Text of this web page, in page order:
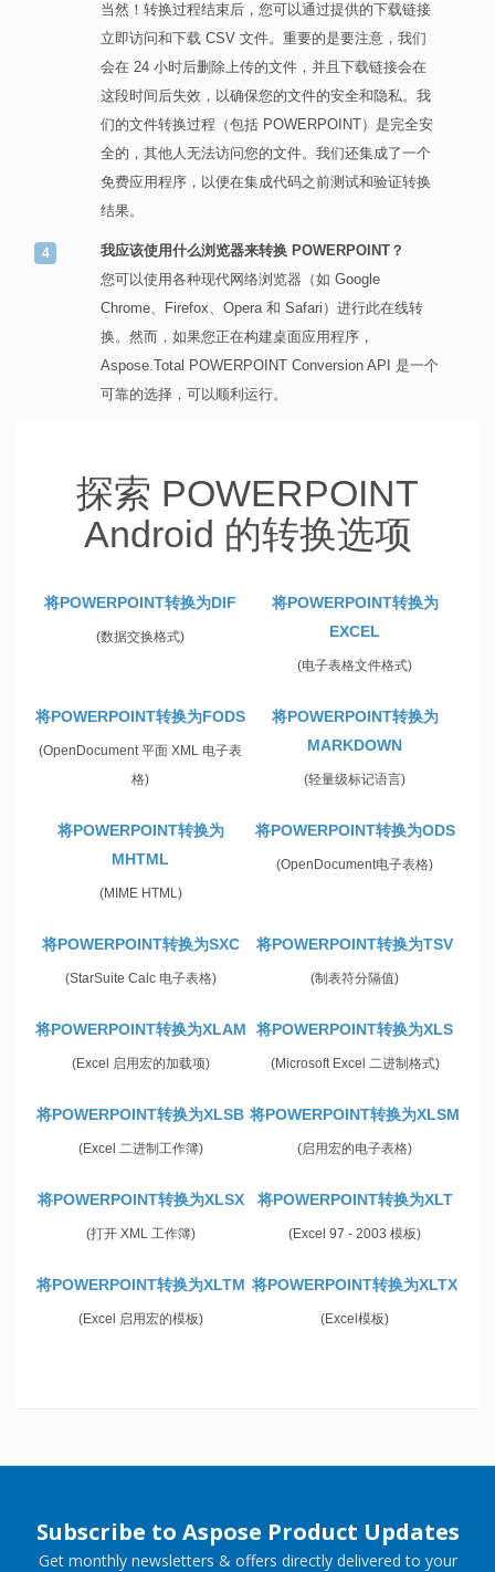
当然！转换过程结束后，您可以通过提供的下载链接
立即访问和下载 CSV 文件。重要的是要注意，我们
会在 24 小时后删除上传的文件，并且下载链接会在
这段时间后失效，以确保您的文件的安全和隐私。我
们的文件转换过程（包括 POWERPOINT）是完全安
全的，其他人无法访问您的文件。我们还集成了一个
免费应用程序，以便在集成代码之前测试和验证转换
结果。
我应该使用什么浏览器来转换 POWERPOINT？
您可以使用各种现代网络浏览器（如 Google
Chrome、Firefox、Opera 和 Safari）进行此在线转
换。然而，如果您正在构建桌面应用程序，
Aspose.Total POWERPOINT Conversion API 是一个
可靠的选择，可以顺利运行。
探索 POWERPOINT
Android 的转换选项
将POWERPOINT转换为DIF
(数据交换格式)
将POWERPOINT转换为
EXCEL
(电子表格文件格式)
将POWERPOINT转换为FODS
(OpenDocument 平面 XML 电子表
格)
将POWERPOINT转换为
MARKDOWN
(轻量级标记语言)
将POWERPOINT转换为
MHTML
(MIME HTML)
将POWERPOINT转换为ODS
(OpenDocument电子表格)
将POWERPOINT转换为SXC
(StarSuite Calc 电子表格)
将POWERPOINT转换为TSV
(制表符分隔值)
将POWERPOINT转换为XLAM
(Excel 启用宏的加载项)
将POWERPOINT转换为XLS
(Microsoft Excel 二进制格式)
将POWERPOINT转换为XLSB
(Excel 二进制工作簿)
将POWERPOINT转换为XLSM
(启用宏的电子表格)
将POWERPOINT转换为XLSX
(打开 XML 工作簿)
将POWERPOINT转换为XLT
(Excel 97 - 2003 模板)
将POWERPOINT转换为XLTM
(Excel 启用宏的模板)
将POWERPOINT转换为XLTX
(Excel模板)
Subscribe to Aspose Product Updates
Get monthly newsletters & offers directly delivered to your